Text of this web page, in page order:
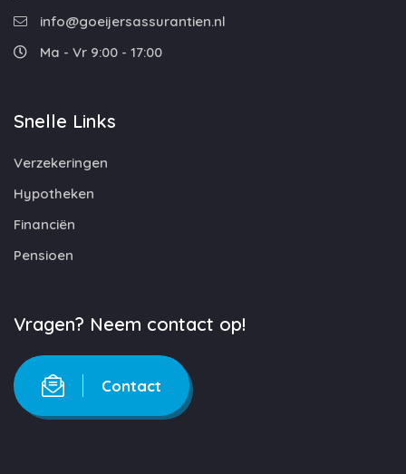
info@goeijersassurantien.nl
Ma - Vr 9:00 - 17:00
Snelle Links
Verzekeringen
Hypotheken
Financiën
Pensioen
Vragen? Neem contact op!
Contact